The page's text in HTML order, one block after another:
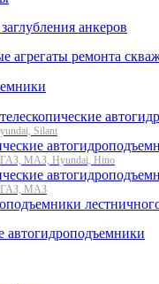
анкеров
агрегаты ремонта
Silant
ГАЗ, МАЗ, Hyundai, Hino
ГАЗ, МАЗ